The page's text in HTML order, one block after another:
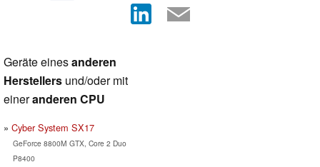
Geräte einesanderen
Herstellers und/oder mit
eineranderen CPU
Cyber System SX17
GeForce 8800M GTX, Core 2 Duo
P8400